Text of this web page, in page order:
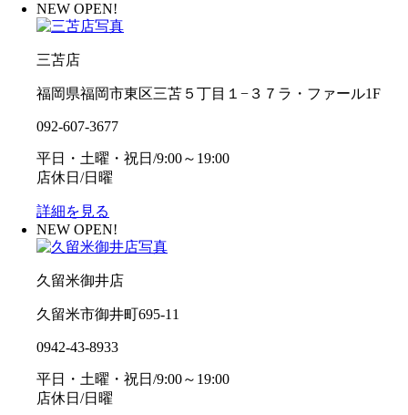
NEW OPEN!
三苫店
福岡県福岡市東区三苫５丁目１−３７ラ・ファール1F
092-607-3677
平日・土曜・祝日/9:00～19:00
店休日/日曜
詳細を見る
NEW OPEN!
久留米御井店
久留米市御井町695-11
0942-43-8933
平日・土曜・祝日/9:00～19:00
店休日/日曜